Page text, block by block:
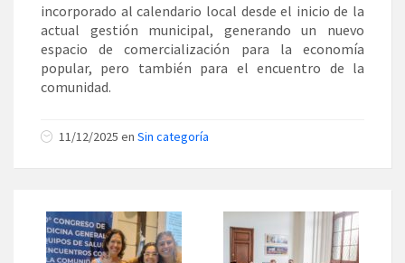
incorporado al calendario local desde el inicio de la
actual gestión municipal, generando un nuevo
espacio de comercialización para la economía
popular, pero también para el encuentro de la
comunidad.
11/12/2025 en Sin categoría